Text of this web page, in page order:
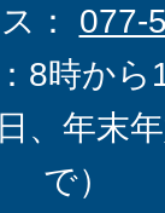
： 077-
8時から
、年末
で）